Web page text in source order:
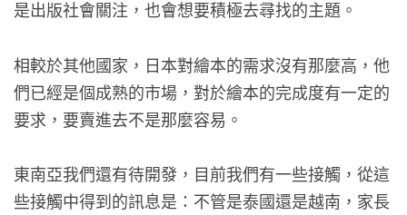
是出版社會關注，也會想要積極去尋找的主題。
相較於其他國家，日本對繪本的需求沒有那麼高，他
們已經是個成熟的市場，對於繪本的完成度有一定的
要求，要賣進去不是那麼容易。
東南亞我們還有待開發，目前我們有一些接觸，從這
些接觸中得到的訊息是：不管是泰國還是越南，家長